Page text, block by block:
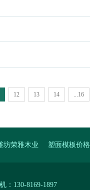
12 13 14 ...16
坊荣雅木业 塑面模板价格
130-8169-1897